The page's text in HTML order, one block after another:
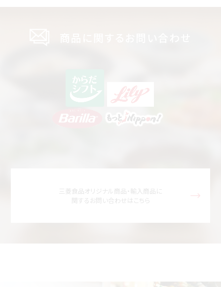
三菱食品オリジナル商品・輸入商品に
関するお問い合わせはこちら